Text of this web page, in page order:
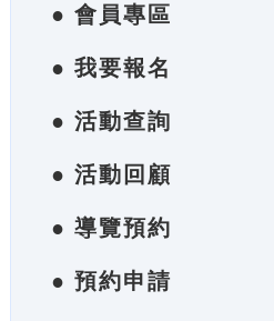
● 會員專區
● 我要報名
● 活動查詢
● 活動回顧
● 導覽預約
● 預約申請